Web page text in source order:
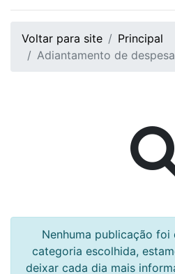
Voltar para site
Principal
Adiantamento de
Nenhuma publicação foi
categoria escolhida,
deixar cada dia mais